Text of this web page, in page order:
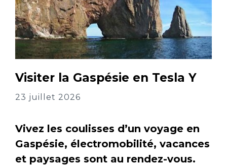
Visiter la Gaspésie en Tesla Y
23 juillet 2026
Vivez les coulisses d’un voyage en
Gaspésie, électromobilité, vacances
et paysages sont au rendez-vous.